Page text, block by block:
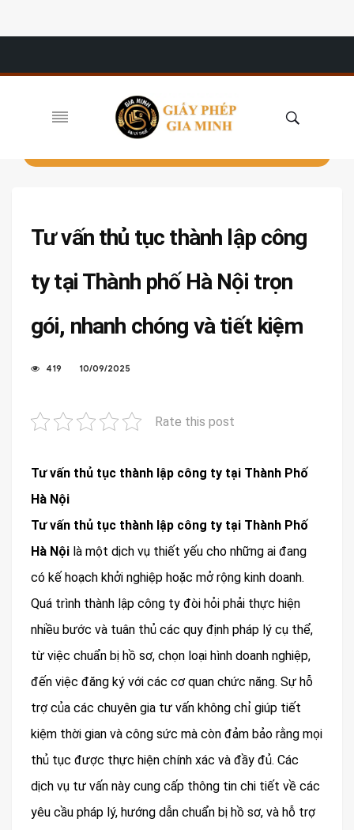
Tư vấn thủ tục thành lập công
ty tại Thành phố Hà Nội trọn
gói, nhanh chóng và tiết kiệm
419 10/09/2025
Rate this post
Tư vấn thủ tục thành lập công ty tại Thành Phố
Hà Nội
Tư vấn thủ tục thành lập công ty tại Thành Phố
Hà Nội là một dịch vụ thiết yếu cho những ai đang
có kế hoạch khởi nghiệp hoặc mở rộng kinh doanh.
Quá trình thành lập công ty đòi hỏi phải thực hiện
nhiều bước và tuân thủ các quy định pháp lý cụ thể,
từ việc chuẩn bị hồ sơ, chọn loại hình doanh nghiệp,
đến việc đăng ký với các cơ quan chức năng. Sự hỗ
trợ của các chuyên gia tư vấn không chỉ giúp tiết
kiệm thời gian và công sức mà còn đảm bảo rằng mọi
thủ tục được thực hiện chính xác và đầy đủ. Các
dịch vụ tư vấn này cung cấp thông tin chi tiết về các
yêu cầu pháp lý, hướng dẫn chuẩn bị hồ sơ, và hỗ trợ